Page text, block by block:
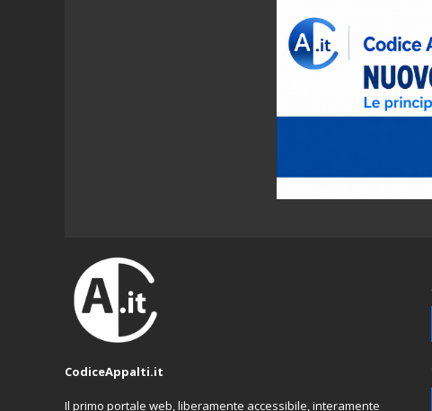
CodiceAppalti.it
Il primo portale web, liberamente accessibile, interamente